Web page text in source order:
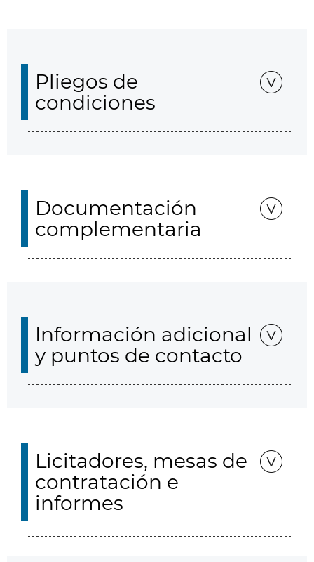
Pliegos de
condiciones
Documentación
complementaria
Información adicional
y puntos de contacto
Licitadores, mesas de
contratación e
informes